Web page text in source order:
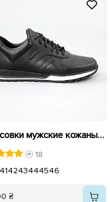
Кроссовки мужские кожаные 581623 Черные
18
414243444546
₴